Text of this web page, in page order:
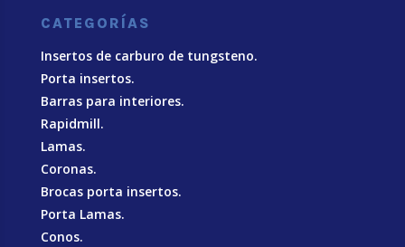
CATEGORÍAS
Insertos de carburo de tungsteno.
Porta insertos.
Barras para interiores.
Rapidmill.
Lamas.
Coronas.
Brocas porta insertos.
Porta Lamas.
Conos.